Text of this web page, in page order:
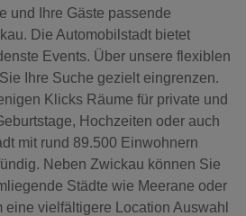
und Ihre Gäste passende
Die Automobilstadt bietet
Events. Über unsere flexiblen
Ihre Suche gezielt eingrenzen.
Klicks Räume für private und
Hochzeiten oder auch
mit rund 89.500 Einwohnern
Neben Zwickau können Sie
Städte wie Meerane oder
vielfältigere Location Auswahl